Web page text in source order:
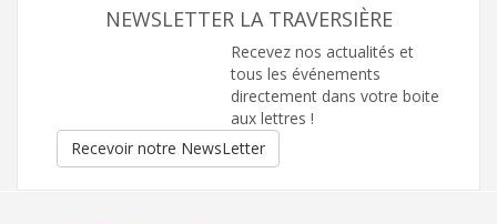
NEWSLETTER LA TRAVERSIÈRE
Recevez nos actualités et
tous les événements
directement dans votre boite
aux lettres !
Recevoir notre NewsLetter